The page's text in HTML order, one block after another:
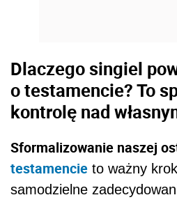
Dlaczego singiel
o testamencie? To
kontrolę nad
Sformalizowanie naszej
testamencie to ważny
samodzielne